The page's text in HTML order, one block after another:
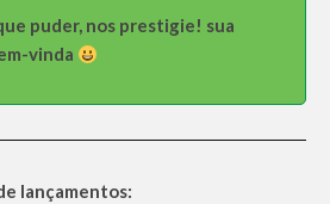
puder, nos prestigie! sua
vinda
lançamentos: